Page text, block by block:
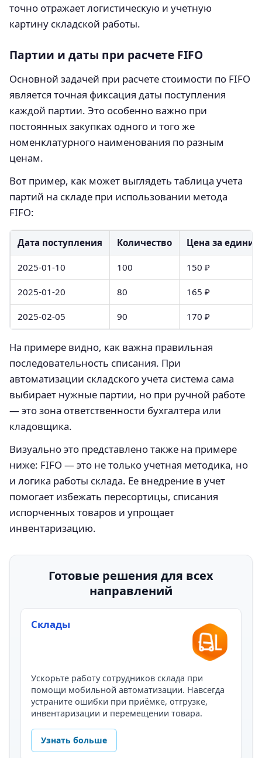
точно отражает логистическую и учетную
картину складской работы.
Партии и даты при расчете FIFO
Основной задачей при расчете стоимости по FIFO
является точная фиксация даты поступления
каждой партии. Это особенно важно при
постоянных закупках одного и того же
номенклатурного наименования по разным
ценам.
Вот пример, как может выглядеть таблица учета
партий на складе при использовании метода
FIFO:
Дата поступления Количество Цена за
2025-01-10 100 150 ₽
2025-01-20 80 165 ₽
2025-02-05 90 170 ₽
На примере видно, как важна правильная
последовательность списания. При
автоматизации складского учета система сама
выбирает нужные партии, но при ручной работе
— это зона ответственности бухгалтера или
кладовщика.
Визуально это представлено также на примере
ниже: FIFO — это не только учетная методика, но
и логика работы склада. Ее внедрение в учет
помогает избежать пересортицы, списания
испорченных товаров и упрощает
инвентаризацию.
Готовые решения для всех
направлений
Склады
Ускорьте работу сотрудников склада при
помощи мобильной автоматизации. Навсегда
устраните ошибки при приёмке, отгрузке,
инвентаризации и перемещении товара.
Узнать больше